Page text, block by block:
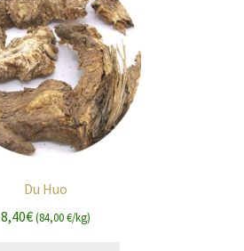
Du Huo
8,40€(84,00 €/kg)